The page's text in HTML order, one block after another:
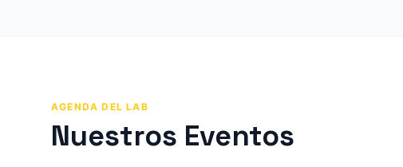
AGENDA DEL LAB
Nuestros Eventos